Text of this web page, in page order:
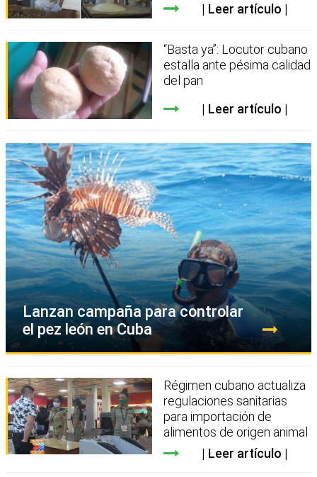
Leer artículo
“Basta ya”: Locutor cubano
estalla ante pésima calidad
del pan
Leer artículo
Lanzan campaña para controlar
el pez león en Cuba
Régimen cubano actualiza
regulaciones sanitarias
para importación de
alimentos de origen animal
Leer artículo